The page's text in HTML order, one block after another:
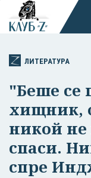
ЛИТЕРАТУРА
"Беше се
хищник,
никой
спаси.
спре